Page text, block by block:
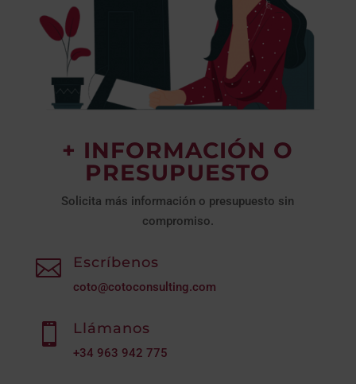
+ INFORMACIÓN O
PRESUPUESTO
Solicita más información o presupuesto sin
compromiso.
 Escríbenos
coto@cotoconsulting.com
 Llámanos
+34 963 942 775